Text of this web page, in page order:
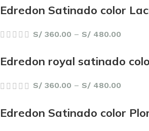
Edredon Satinado color
S/ 360.00 – S/ 480.00
Edredon royal satinado
S/ 360.00 – S/ 480.00
Edredon Satinado color